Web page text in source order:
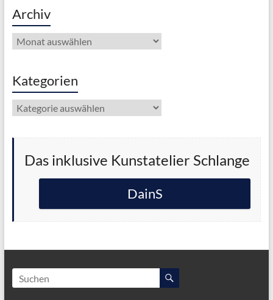
Archiv
Archiv
Kategorien
Kategorien
Das inklusive Kunstatelier Schlange
DainS